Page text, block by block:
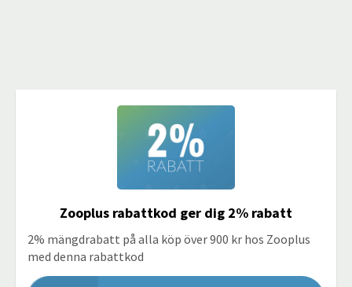
Zooplus rabattkod ger dig 2% rabatt
2% mängdrabatt på alla köp över 900 kr hos Zooplus
med denna rabattkod